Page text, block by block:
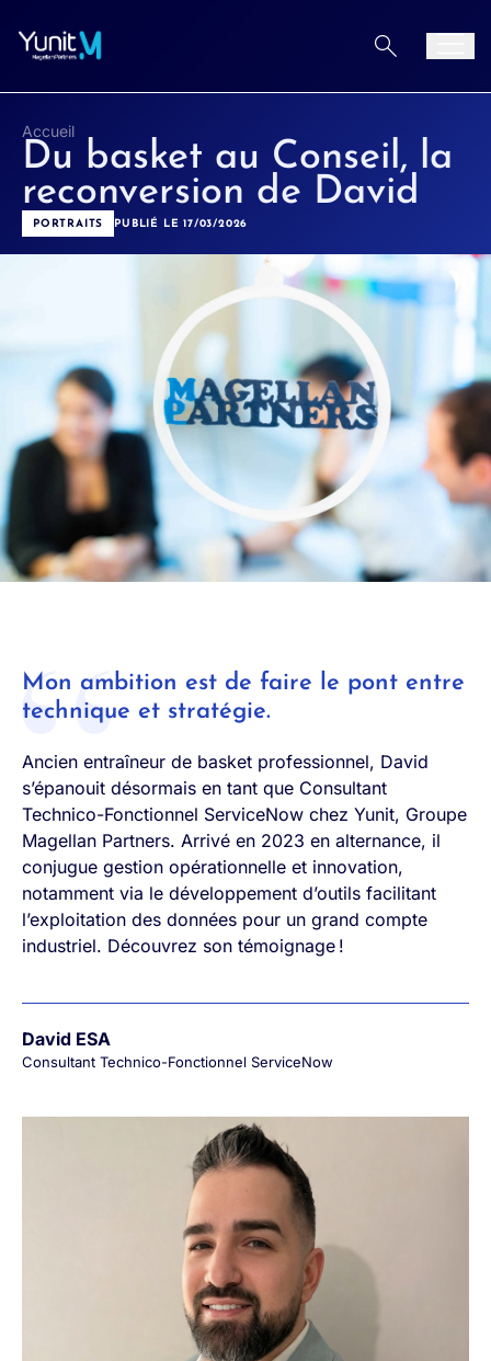
Accueil
Du basket au Conseil, la
reconversion de David
PORTRAITS PUBLIÉ LE 17/03/2026
Mon ambition est de faire le pont entre
technique et stratégie.
Ancien entraîneur de basket professionnel, David
s’épanouit désormais en tant que Consultant
Technico-Fonctionnel ServiceNow chez Yunit, Groupe
Magellan Partners. Arrivé en 2023 en alternance, il
conjugue gestion opérationnelle et innovation,
notamment via le développement d’outils facilitant
l’exploitation des données pour un grand compte
industriel. Découvrez son témoignage !
David ESA
Consultant Technico-Fonctionnel ServiceNow